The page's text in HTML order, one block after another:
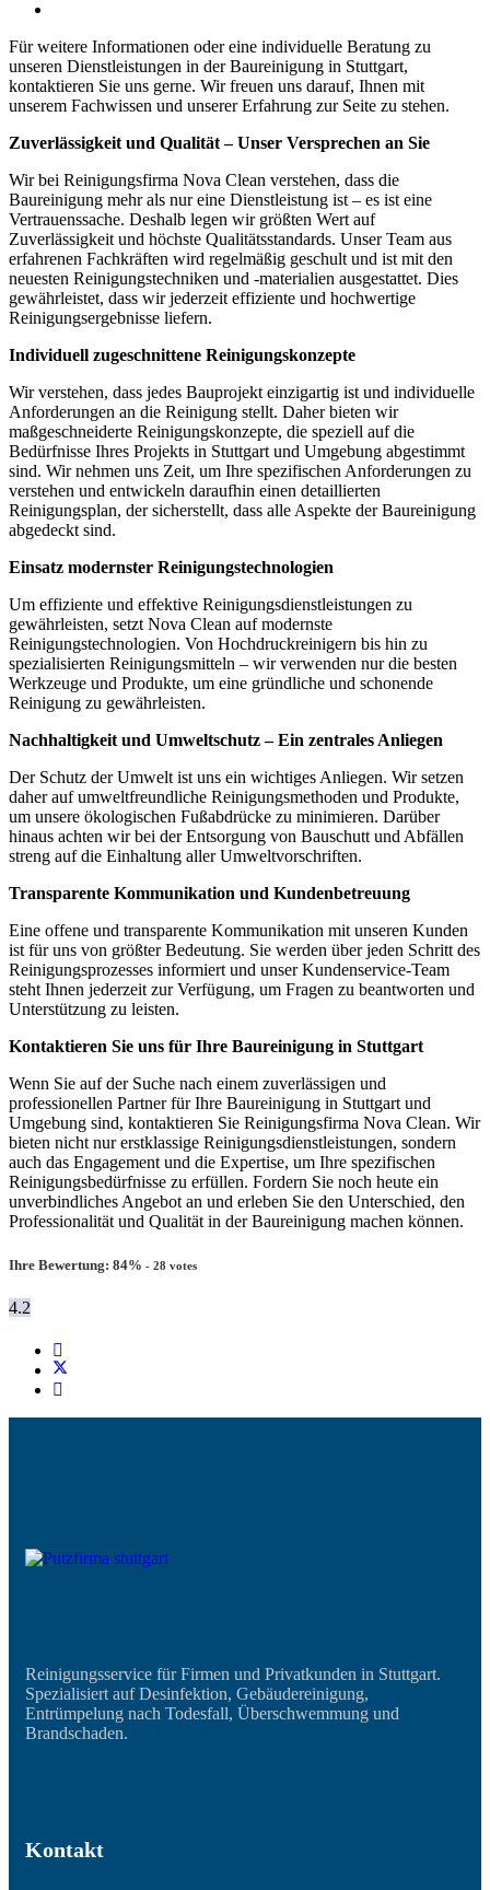
Für weitere Informationen oder eine individuelle Beratung zu
unseren Dienstleistungen in der Baureinigung in Stuttgart,
kontaktieren Sie uns gerne. Wir freuen uns darauf, Ihnen mit
unserem Fachwissen und unserer Erfahrung zur Seite zu stehen.
Zuverlässigkeit und Qualität – Unser Versprechen an Sie
Wir bei Reinigungsfirma Nova Clean verstehen, dass die
Baureinigung mehr als nur eine Dienstleistung ist – es ist eine
Vertrauenssache. Deshalb legen wir größten Wert auf
Zuverlässigkeit und höchste Qualitätsstandards. Unser Team aus
erfahrenen Fachkräften wird regelmäßig geschult und ist mit den
neuesten Reinigungstechniken und -materialien ausgestattet. Dies
gewährleistet, dass wir jederzeit effiziente und hochwertige
Reinigungsergebnisse liefern.
Individuell zugeschnittene Reinigungskonzepte
Wir verstehen, dass jedes Bauprojekt einzigartig ist und individuelle
Anforderungen an die Reinigung stellt. Daher bieten wir
maßgeschneiderte Reinigungskonzepte, die speziell auf die
Bedürfnisse Ihres Projekts in Stuttgart und Umgebung abgestimmt
sind. Wir nehmen uns Zeit, um Ihre spezifischen Anforderungen zu
verstehen und entwickeln daraufhin einen detaillierten
Reinigungsplan, der sicherstellt, dass alle Aspekte der Baureinigung
abgedeckt sind.
Einsatz modernster Reinigungstechnologien
Um effiziente und effektive Reinigungsdienstleistungen zu
gewährleisten, setzt Nova Clean auf modernste
Reinigungstechnologien. Von Hochdruckreinigern bis hin zu
spezialisierten Reinigungsmitteln – wir verwenden nur die besten
Werkzeuge und Produkte, um eine gründliche und schonende
Reinigung zu gewährleisten.
Nachhaltigkeit und Umweltschutz – Ein zentrales Anliegen
Der Schutz der Umwelt ist uns ein wichtiges Anliegen. Wir setzen
daher auf umweltfreundliche Reinigungsmethoden und Produkte,
um unsere ökologischen Fußabdrücke zu minimieren. Darüber
hinaus achten wir bei der Entsorgung von Bauschutt und Abfällen
streng auf die Einhaltung aller Umweltvorschriften.
Transparente Kommunikation und Kundenbetreuung
Eine offene und transparente Kommunikation mit unseren Kunden
ist für uns von größter Bedeutung. Sie werden über jeden Schritt des
Reinigungsprozesses informiert und unser Kundenservice-Team
steht Ihnen jederzeit zur Verfügung, um Fragen zu beantworten und
Unterstützung zu leisten.
Kontaktieren Sie uns für Ihre Baureinigung in Stuttgart
Wenn Sie auf der Suche nach einem zuverlässigen und
professionellen Partner für Ihre Baureinigung in Stuttgart und
Umgebung sind, kontaktieren Sie Reinigungsfirma Nova Clean. Wir
bieten nicht nur erstklassige Reinigungsdienstleistungen, sondern
auch das Engagement und die Expertise, um Ihre spezifischen
Reinigungsbedürfnisse zu erfüllen. Fordern Sie noch heute ein
unverbindliches Angebot an und erleben Sie den Unterschied, den
Professionalität und Qualität in der Baureinigung machen können.
Ihre Bewertung: 84% - 28 votes
4.2
Reinigungsservice für Firmen und Privatkunden in Stuttgart.
Spezialisiert auf Desinfektion, Gebäudereinigung,
Entrümpelung nach Todesfall, Überschwemmung und
Brandschaden.
Kontakt